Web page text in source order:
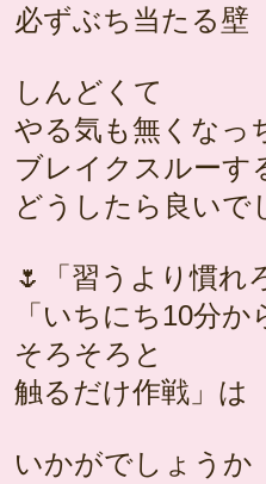
必ずぶち当たる壁
しんどくて
やる気も無くなっ
ブレイクスルーす
どうしたら良いで
🌷「習うより慣れ
「いちにち10分か
そろそろと
触るだけ作戦」は
いかがでしょうか